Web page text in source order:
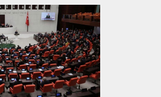
Açıklamada bu
bir çevre politikası
gelmediği
geçici olduğu ve uzun
sapma